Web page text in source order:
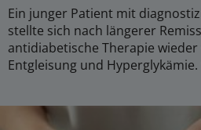
Ein junger Patient mit
stellte sich nach längerer
antidiabetische Therapie
Entgleisung und